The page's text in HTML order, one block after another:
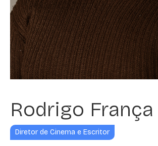
Rodrigo França
Diretor de Cinema e Escritor